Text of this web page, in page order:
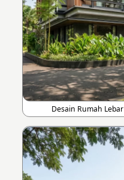
Desain Rumah Lebar